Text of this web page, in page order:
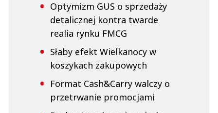
Optymizm GUS o sprzedaży
detalicznej kontra twarde
realia rynku FMCG
Słaby efekt Wielkanocy w
koszykach zakupowych
Format Cash&Carry walczy o
przetrwanie promocjami